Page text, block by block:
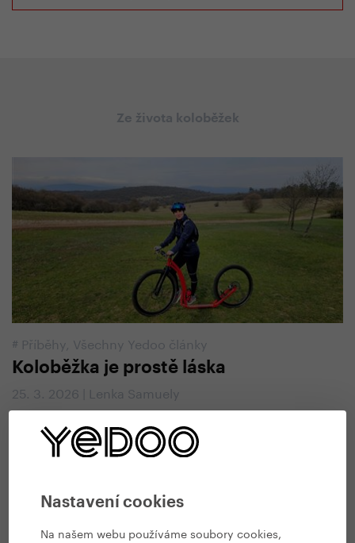
Nastavení cookies
Na našem webu používáme soubory cookies,
Ze života koloběžek
# Příběhy Všechny Yedoo články
Koloběžka je prostě láska
25. 3. 2026 | Lenka Samuely